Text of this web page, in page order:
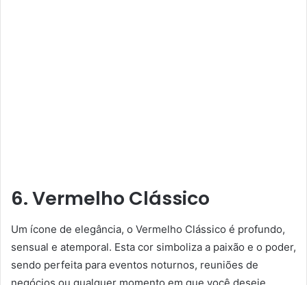
6. Vermelho Clássico
Um ícone de elegância, o Vermelho Clássico é profundo,
sensual e atemporal. Esta cor simboliza a paixão e o poder,
sendo perfeita para eventos noturnos, reuniões de
negócios ou qualquer momento em que você deseje